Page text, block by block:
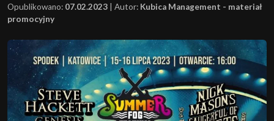
Opublikowano: 07.02.2023 Autor: Kubica Management - materiał
promocyjny